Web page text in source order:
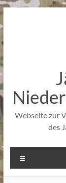
Zum
springen
Webseite zur
des